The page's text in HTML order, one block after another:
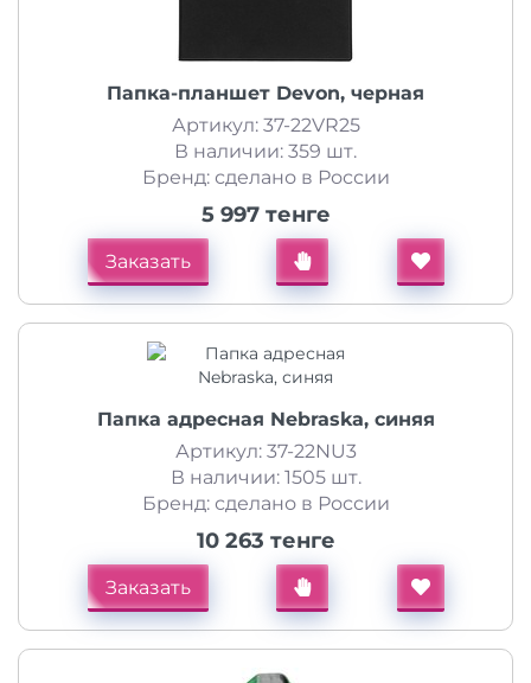
Папка-планшет Devon, черная
Артикул: 37-22VR25
В наличии: 359 шт.
Бренд: сделано в России
5 997 тенге
Заказать
Папка адресная Nebraska, синяя
Артикул: 37-22NU3
В наличии: 1505 шт.
Бренд: сделано в России
10 263 тенге
Заказать